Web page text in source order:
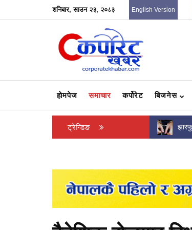
शनिबार, साउन २३, २०८३ English Version
हाेमपेज समाचार कर्पोरेट बिजनेस
ट्रेन्डिङ
झारफुकको नाममा बालिकालाई कुटपिट गर्ने व्यक्ति
कृषि